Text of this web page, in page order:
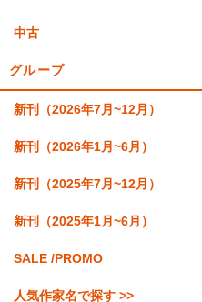
中古
グループ
新刊（2026年7月~12月）
新刊（2026年1月~6月）
新刊（2025年7月~12月）
新刊（2025年1月~6月）
SALE /PROMO
人気作家名で探す >>